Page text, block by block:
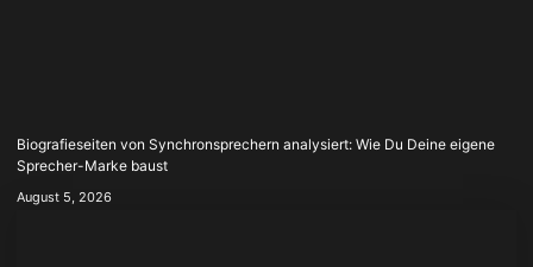
Biografieseiten von Synchronsprechern analysiert: Wie Du Deine eigene
Sprecher-Marke baust
August 5, 2026